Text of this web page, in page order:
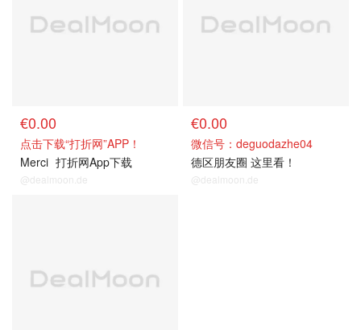
€0.00
点击下载“打折网”APP！
Merci 打折网App下载
@dealmoon.de
€0.00
微信号：deguodazhe04
德区朋友圈 这里看！
@dealmoon.de